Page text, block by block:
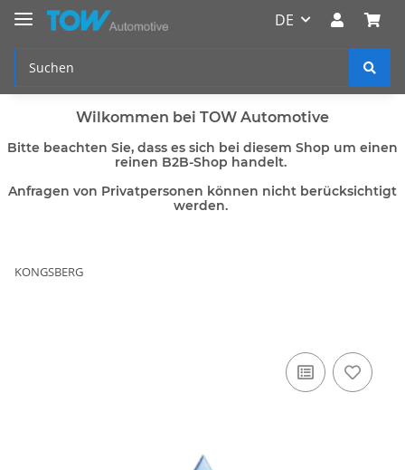
DE
Wilkommen bei TOW Automotive
Bitte beachten Sie, dass es sich bei diesem Shop um einen
reinen B2B-Shop handelt.
Anfragen von Privatpersonen können nicht berücksichtigt
werden.
KONGSBERG